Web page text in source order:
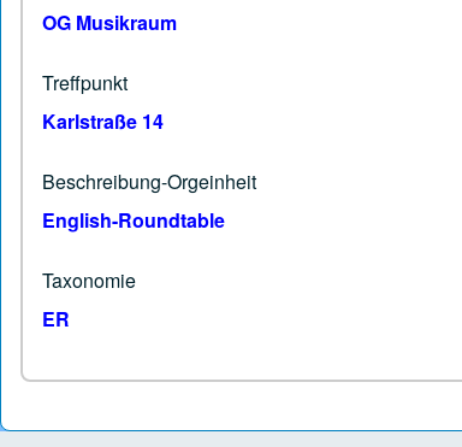
OG Musikraum
Treffpunkt
Karlstraße 14
Beschreibung-Orgeinheit
English-Roundtable
Taxonomie
ER